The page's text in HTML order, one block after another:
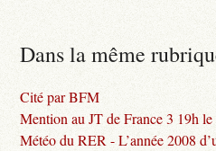
Dans la même
Cité par BFM
Mention au JT de France 3 19h
Météo du RER - L’année 2008